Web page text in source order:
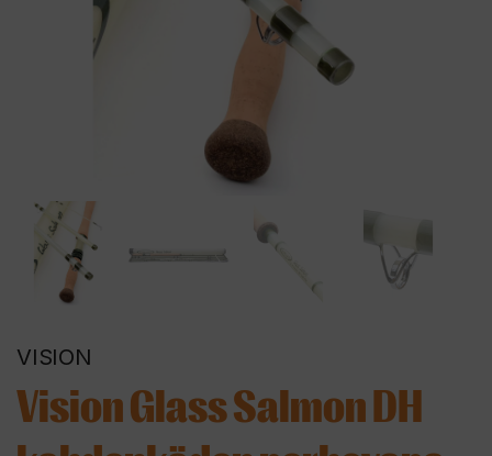
VISION
Vision Glass Salmon DH